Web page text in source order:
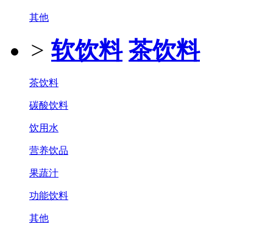
其他
> 软饮料 茶饮料
茶饮料
碳酸饮料
饮用水
营养饮品
果蔬汁
功能饮料
其他